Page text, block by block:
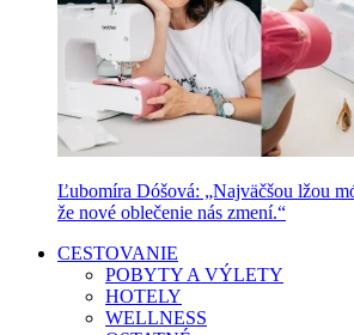
Ľubomíra Dóšová: „Najväčšou lžou
že nové oblečenie nás zmení.“
CESTOVANIE
POBYTY A VÝLETY
HOTELY
WELLNESS